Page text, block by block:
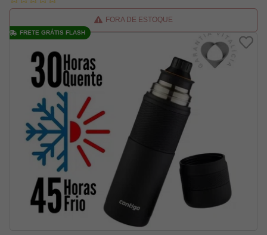
FORA DE ESTOQUE
FRETE GRÁTIS FLASH